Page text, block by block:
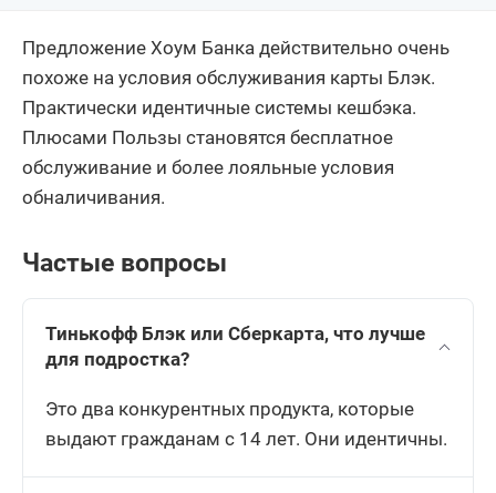
Предложение Хоум Банка действительно очень
похоже на условия обслуживания карты Блэк.
Практически идентичные системы кешбэка.
Плюсами Пользы становятся бесплатное
обслуживание и более лояльные условия
обналичивания.
Частые вопросы
Тинькофф Блэк или Сберкарта, что лучше
для подростка?
Это два конкурентных продукта, которые
выдают гражданам с 14 лет. Они идентичны.